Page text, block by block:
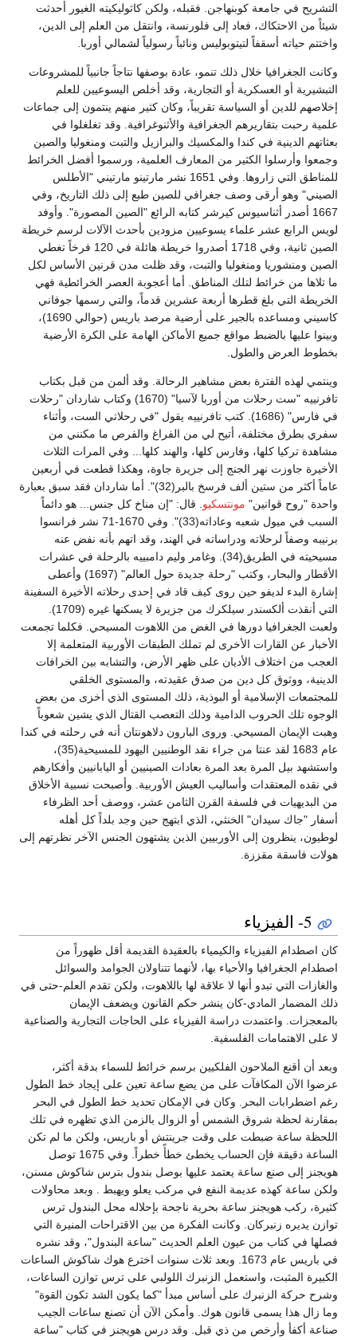
التشريح في جامعة كوبنهاجن. فقبله، ولكن كاثوليكيته الغيور أحدثت
شيئاً من الاحتكاك، فعاد إلى فلورنسة، وانتقل من العلم إلى الدين،
واختتم حياته أسقفاً لتيتوبوليس ونائباً رسولياً لشمالي أوربا.
وكانت الجغرافيا خلال ذلك تنمو، عادة بوصفها نتاجاً جانبياً للمشروعات
التبشيرية أو العسكرية أو التجارية، وقد أخلص اليسوعيين للعلم
إخلاصهم للدين أو السياسة تقريباً، وكان كثير منهم ينتمون إلى جماعات
علمية رحبت بتقاريرهم الجغرافية والأثنوغرافية. وقد تغلغلوا في
بعثاتهم الدينية في كندا والمكسيك والبرازيل والتبت ومنغوليا والصين
وجمعوا وأرسلوا الكثير من المعارف العلمية، ورسموا أفضل الخرائط
للمناطق التي زاروها. وفي 1651 نشر مارتينو مارتيني "الأطلس
الصيني" وهو أرقى وصف جغرافي للصين طبع إلى ذلك التاريخ، وفي
1667 أصدر أثناسيوس كيرشر كتابه الرائع "الصين المصورة". وأوفد
لويس الرابع عشر علماء يسوعيين مزودين بأحدث الآلات لرسم خريطة
الصين ثانية، وفي 1718 أصدروا خريطة هائلة في 120 فرخاً تغطي
الصين ومنشوريا ومنغوليا والتبت، وقد ظلت مدن قرنين الأساس لكل
ما تلاها من خرائط لتلك المناطق. أما أعجوبة العصر الخرائطية فهي
الخريطة التي بلغ قطرها أربعة عشرين قدماً، والتي رسمها جوفاني
كاسيني ومساعده بالجير على أرضية مرصد باريس (حوالي 1690)،
وبينوا عليها بالضبط مواقع جميع الأماكن الهامة على الكرة الأرضية
بخطوط العرض والطول.
وينتمي لهذه الفترة بعض مشاهير الرحالة. وقد ألمن من قبل بكتاب
تافرنييه "ست رحلات من أوربا لآسيا" (1670) وكتاب شاردان "رحلات
في فارس" (1686). كتب تافرنييه يقول "في رحلاتي الست، وأثناء
سفري بطرق مختلفة، أتيح لي من الفراغ والفرص ما مكنني من
مشاهدة تركيا كلها، وفارس كلها، والهند كلها... وفي المرات الثلاث
الأخيرة جاوزت نهر الجنج إلى جزيرة جاوة، وهكذا قطعت في أربعين
عاماً أكثر من ستين ألف فرسخ بالبر(32)". أما شاردان فقد سبق بعبارة
واحدة "روح قوانين" مونتسكيو . قال: "إن مناخ كل جنس... هو دائماً
السبب في ميول شعبه وعاداته(33)". وفي 1670-71 نشر فرانسوا
برنيبه وصفاً لرحلاته ودراساته في الهند، وقد اتهم بأنه نفض عنه
مسيحيته في الطريق(34). وغامر وليم دامبييه بالرحلة في عشرات
الأقطار والبحار، وكتب "رحلة جديدة حول العالم" (1697) وأعطى
إشارة البدء لديفو حين روى كيف قاد في إحدى رحلاته الأخيرة السفينة
التي أنقذت ألكسندر سيلكرك من جزيرة لا يسكنها غيره (1709).
ولعبت الجغرافيا دورها في الغض من اللاهوت المسيحي. فكلما تجمعت
الأخبار عن القارات الأخرى لم تملك الطبقات الأوربية المتعلمة إلا
العجب من اختلاف الأديان على ظهر الأرض، والتشابه بين الخرافات
الدينية، ووثوق كل دين من صدق عقيدته، والمستوى الخلقي
للمجتمعات الإسلامية أو البوذية، ذلك المستوى الذي أخزى من بعض
الوجوه تلك الحروب الدامية وذلك التعصب القتال الذي يشين شعوباً
وهبت الإيمان المسيحي. وروى البارون دلاهونتان أنه في رحلته في كندا
عام 1683 لقد عنتا من جراء نقد الوطنيين اليهود للمسيحية(35)،
واستشهد بيل المرة بعد المرة بعادات الصينيين أو اليابانيين وأفكارهم
في نقده المعتقدات وأساليب العيش الأوربية. وأصبحت نسبية الأخلاق
من البديهيات في فلسفة القرن الثامن عشر، ووصف أحد الظرفاء
أسفار "جاك سيدان" الخنثي، الذي ابتهج حين وجد بلداً كل أهله
لوطيون، ينظرون إلى الأوربيين الذين يشتهون الجنس الآخر نظرتهم إلى
هولات فاسقة مقززة.
5- الفيزياء
كان اصطدام الفيزياء والكيمياء بالعقيدة القديمة أقل ظهوراً من
اصطدام الجغرافيا والأحياء بها، لأنهما تتناولان الجوامد والسوائل
والغازات التي تبدو أنها لا علاقة لها باللاهوت، ولكن تقدم العلم-حتى في
ذلك المضمار المادي-كان ينشر حكم القانون ويضعف الإيمان
بالمعجزات. واعتمدت دراسة الفيزياء على الحاجات التجارية والصناعية
لا على الاهتمامات الفلسفية.
وبعد أن أقنع الملاحون الفلكيين برسم خرائط للسماء بدقة أكثر،
عرضوا الآن المكافآت على من يضع ساعة تعين على إيجاد خط الطول
رغم اضطرابات البحر. وكان في الإمكان تحديد خط الطول في البحر
بمقارنة لحظة شروق الشمس أو الزوال بالزمن الذي تظهره في تلك
اللحظة ساعة ضبطت على وقت جرينتش أو باريس، ولكن ما لم تكن
الساعة دقيقة فإن الحساب يخطئ خطأً خطراً. وفي 1675 توصل
هويجنز إلى صنع ساعة يعتمد عليها بوصل بندول بترس شاكوش مسنن،
ولكن ساعة كهذه عديمة النفع في مركب يعلو ويهبط . وبعد محاولات
كثيرة، ركب هويجنز ساعة بحرية ناجحة بإحلاله محل البندول ترس
توازن يديره زنبركان. وكانت الفكرة من بين الاقتراحات المنيرة التي
فصلها في كتاب من عيون العلم الحديث "ساعة البندول"، وقد نشره
في باريس عام 1673. وبعد ثلاث سنوات اخترع هوك شاكوش الساعات
الكبيرة المثبت، واستعمل الزنبرك اللولبي على ترس توازن الساعات،
وشرح حركة الزنبرك على أساس مبدأ "كما يكون الشد تكون القوة"
وما زال هذا يسمى قانون هوك. وأمكن الآن أن تصنع ساعات الجيب
صناعة أكفأ وأرخص من ذي قبل. وقد درس هويجنز في كتاب "ساعة